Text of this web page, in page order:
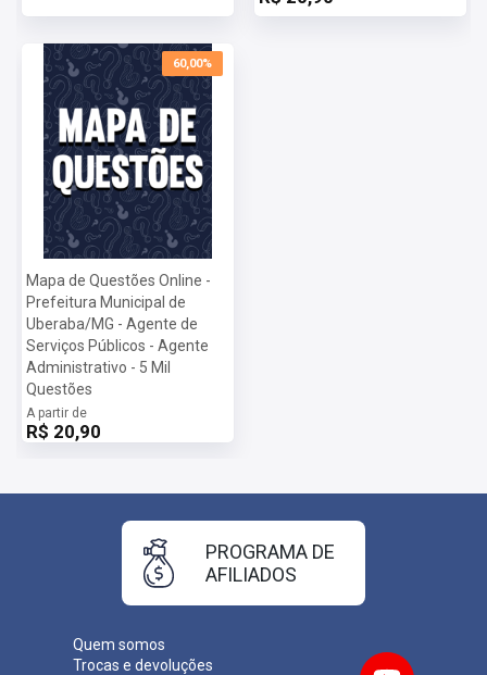
ferramentas necessárias para alcançar o seu objetivo.
MG 2024:
Vagas:Cadastro Reserva
Inscrições:De 09/04/2024 a 22/04/2024
Salário:R$ 2.138,81
Taxa de Inscrição:R$ 65,00
Provas: 18/05/2024
Organizadora: AOCP
60,00%
Mapa de Questões Online -
Prefeitura Municipal de
Uberaba/MG - Agente de
Serviços Públicos - Agente
Administrativo - 5 Mil
Questões
A partir de
R$ 20,90
Quem somos
Trocas e devoluções
PROGRAMA DE
AFILIADOS